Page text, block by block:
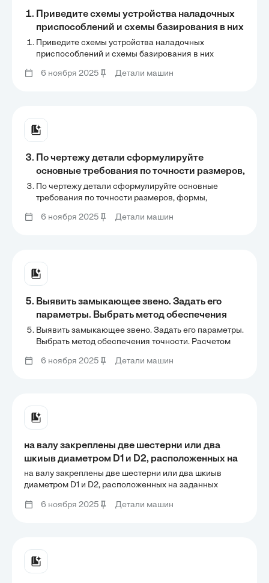
Приведите схемы устройства наладочных
приспособлений и схемы базирования в них
деталей.
Приведите схемы устройства наладочных
приспособлений и схемы базирования в них
6 ноября 2025
Детали машин
По чертежу детали сформулируйте
основные требования по точности размеров,
формы, взаимного расположения
поверхностей и качества поверхностного
слоя. Разработать технологический
маршрут и рассчитать припуски на
По чертежу детали сформулируйте основные
требования по точности размеров, формы,
поверхностного слоя. Разработать технологический
6 ноября 2025 Детали машин
Выявить замыкающее звено. Задать его
параметры. Выбрать метод обеспечения
точности. Расчетом сборочной размерной
цепи обеспечить замыкающее звено.
Выявить замыкающее звено. Задать его параметры.
Выбрать метод обеспечения точности. Расчетом
замыкающее звено.
6 ноября 2025 Детали машин
на валу закреплены две шестерни или два
шкиыв диаметром D1 и D2, расположенных на
заданных расстояниях l1 l2 l3, от опор и друг
относительно друга. На ведущий шкив
действуют силы S1' S2' на ведомый S1" S2"
значение S1" S2" следует вычислить из
на валу закреплены две шестерни или два шкиыв
диаметром D1 и D2, расположенных на заданных
На ведущий шкив действуют силы S1' S2' на ведомый
6 ноября 2025 Детали машин